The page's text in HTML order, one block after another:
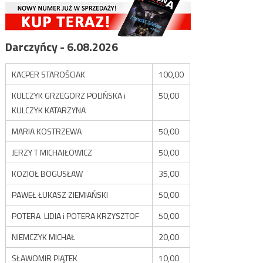
Darczyńcy - 6.08.2026
KACPER STAROŚCIAK
100,00
KULCZYK GRZEGORZ POLIŃSKA i
KULCZYK KATARZYNA
50,00
MARIA KOSTRZEWA
50,00
JERZY T MICHAJŁOWICZ
50,00
KOZIOŁ BOGUSŁAW
35,00
PAWEŁ ŁUKASZ ZIEMIAŃSKI
50,00
POTERA LIDIA i POTERA KRZYSZTOF
50,00
NIEMCZYK MICHAŁ
20,00
SŁAWOMIR PIĄTEK
10,00